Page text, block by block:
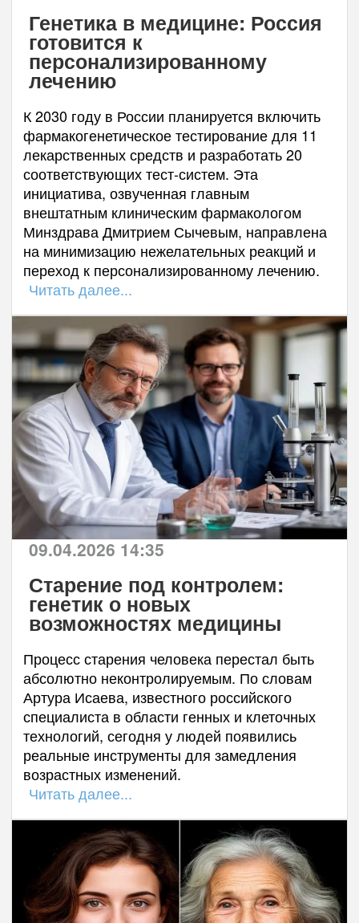
Генетика в медицине: Россия
готовится к
персонализированному
лечению
К 2030 году в России планируется включить
фармакогенетическое тестирование для 11
лекарственных средств и разработать 20
соответствующих тест-систем. Эта
инициатива, озвученная главным
внештатным клиническим фармакологом
Минздрава Дмитрием Сычевым, направлена
на минимизацию нежелательных реакций и
переход к персонализированному лечению.
Читать далее...
09.04.2026 14:35
Старение под контролем:
генетик о новых
возможностях медицины
Процесс старения человека перестал быть
абсолютно неконтролируемым. По словам
Артура Исаева, известного российского
специалиста в области генных и клеточных
технологий, сегодня у людей появились
реальные инструменты для замедления
возрастных изменений.
Читать далее...